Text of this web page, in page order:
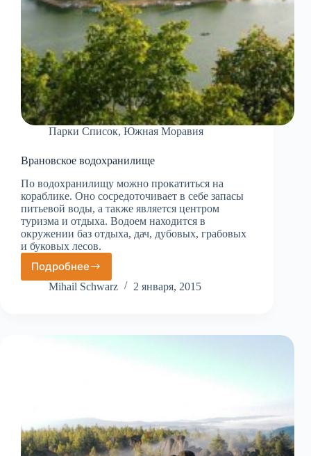
Парки Список, Южная Моравия
Врановское водохранилище
По водохранилищу можно прокатиться на
кораблике. Оно сосредоточивает в себе запасы
питьевой воды, а также является центром
туризма и отдыха. Водоем находится в
окружении баз отдыха, дач, дубовых, грабовых
и буковых лесов.
ПодробнееВрановское
водохранилище
Mihail Schwarz 2 января, 2015